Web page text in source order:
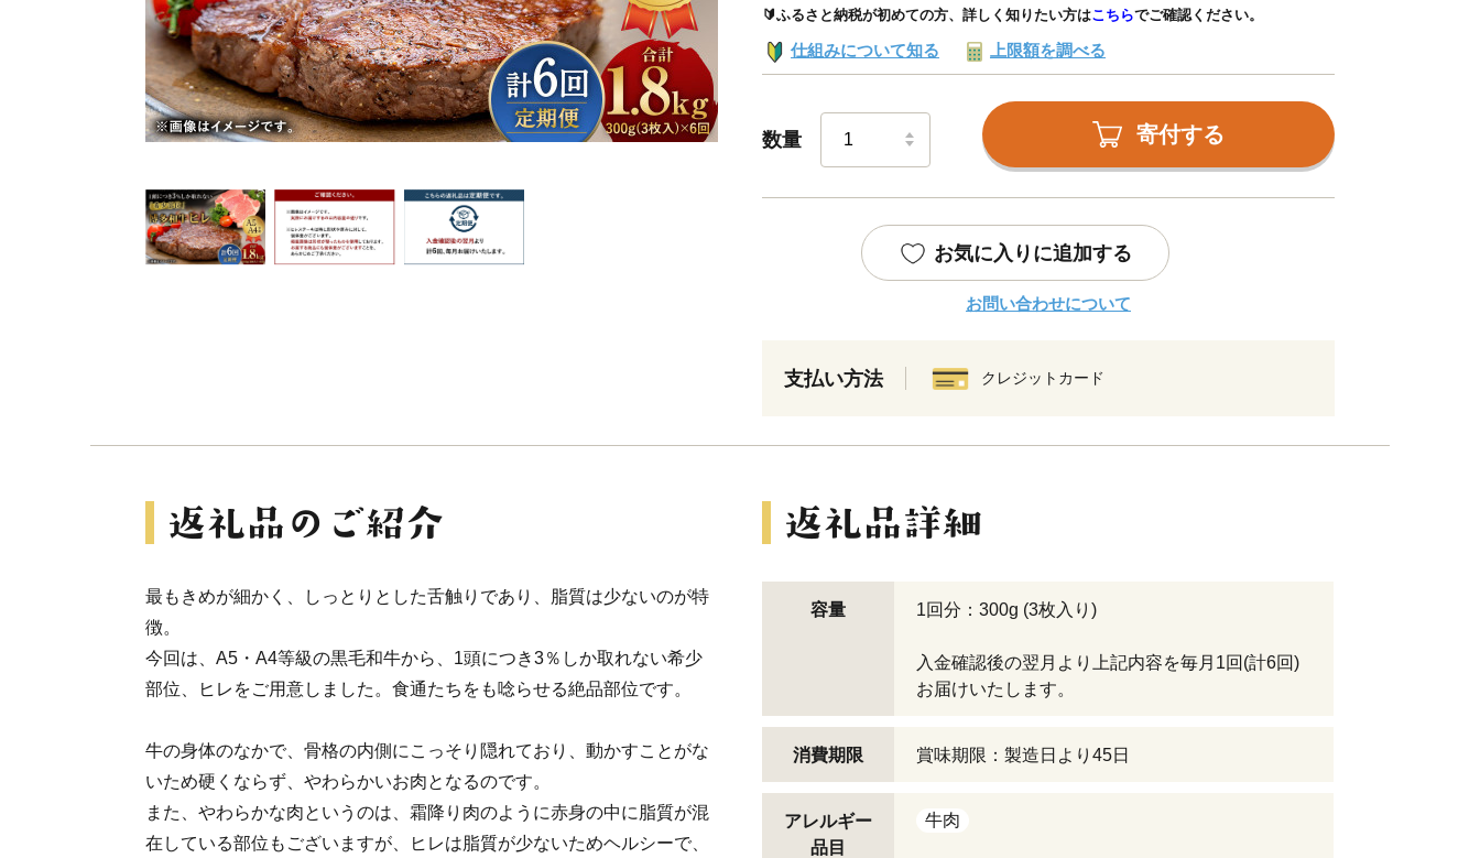
🔰ふるさと納税が初めての方、詳しく知りたい方はこちらでご確認ください。
仕組みについて知る 上限額を調べる
数量 寄付する
お気に入りに追加する
お問い合わせについて
支払い方法 クレジットカード
最もきめが細かく、しっとりとした舌触りであり、脂質は少ないのが特
徴。
今回は、A5・A4等級の黒毛和牛から、1頭につき3％しか取れない希少
部位、ヒレをご用意しました。食通たちをも唸らせる絶品部位です。
牛の身体のなかで、骨格の内側にこっそり隠れており、動かすことがな
いため硬くならず、やわらかいお肉となるのです。
また、やわらかな肉というのは、霜降り肉のように赤身の中に脂質が混
在している部位もございますが、ヒレは脂質が少ないためヘルシーで、
容量 1回分：300g (3枚入り)
入金確認後の翌月より上記内容を毎月1回(計6回)
お届けいたします。
消費期限 賞味期限：製造日より45日
アレルギー
品目
牛肉